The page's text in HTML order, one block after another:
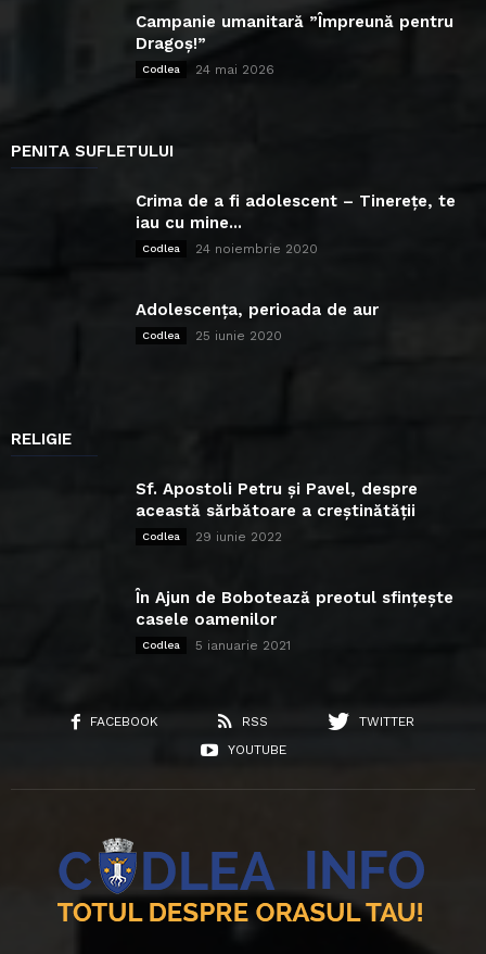
Campanie umanitară ”Împreună pentru
Dragoș!”
Codlea 24 mai 2026
PENITA SUFLETULUI
Crima de a fi adolescent – Tinerețe, te
iau cu mine...
Codlea 24 noiembrie 2020
Adolescența, perioada de aur
Codlea 25 iunie 2020
RELIGIE
Sf. Apostoli Petru și Pavel, despre
această sărbătoare a creștinătății
Codlea 29 iunie 2022
În Ajun de Bobotează preotul sfințește
casele oamenilor
Codlea 5 ianuarie 2021
FACEBOOK RSS
TWITTER
YOUTUBE